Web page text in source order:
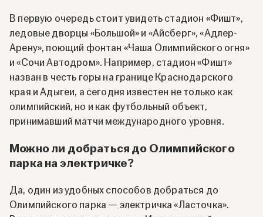
В первую очередь стоит увидеть стадион «Фишт»,
ледовые дворцы «Большой» и «Айсберг», «Адлер-
Арену», поющий фонтан «Чаша Олимпийского огня»
и «Сочи Автодром». Например, стадион «Фишт»
назван в честь горы на границе Краснодарского
края и Адыгеи, а сегодня известен не только как
олимпийский, но и как футбольный объект,
принимавший матчи международного уровня.
Можно ли добраться до Олимпийского
парка на электричке?
Да, один из удобных способов добраться до
Олимпийского парка — электричка «Ласточка».